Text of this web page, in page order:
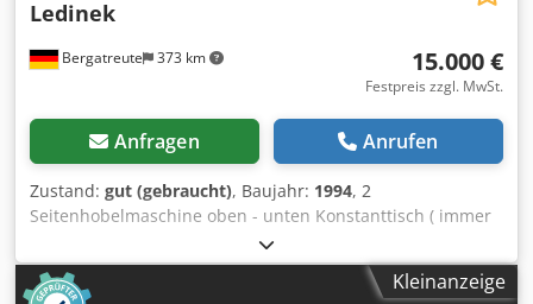
Bergatreute 373 km
Ledinek
15.000 €
Festpreis zzgl. MwSt.
Anfragen Anrufen
Zustand: gut (gebraucht), Baujahr: 1994, 2
Seitenhobelmaschine oben - unten Konstanttisch ( immer
gleiche Einlaufhöhe) max. Hobelbreite 600 mm max.
Hobelhöhe 280 mm Hobelwellen mit Streifenmesser
Dcodshuthyjpfx Anuok sofort einsatzbereit
Kleinanzeige